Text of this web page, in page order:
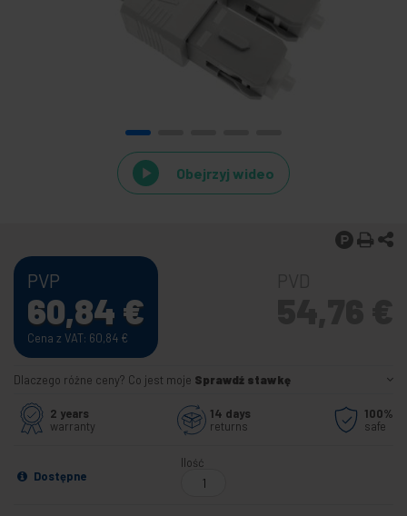
Obejrzyj wideo
PVP
60,84 €
Cena z VAT: 60,84 €
Dlaczego różne ceny? Co jest moje Sprawdź stawkę
2 years
warranty
14 days
returns
100%
safe
Dostępne
Ilość